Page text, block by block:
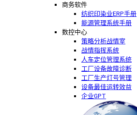
商务软件
纺织印染业ERP手册
能源管理系统手册
数控中心
策略分析战情室
战情指挥系统
人车定位管理系统
工厂设备故障诊断
工厂生产灯号管理
设备最佳运转效益
企业GPT